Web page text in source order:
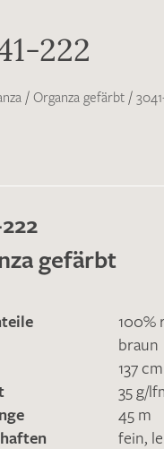
222
/ Organza gefärbt /
gefärbt
100%
braun
137 cm
35 g/
45 m
fein,